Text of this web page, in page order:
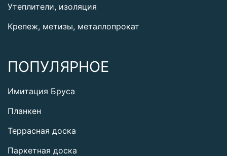
Утеплители, изоляция
Крепеж, метизы, металлопрокат
ПОПУЛЯРНОЕ
Имитация Бруса
Планкен
Террасная доска
Паркетная доска